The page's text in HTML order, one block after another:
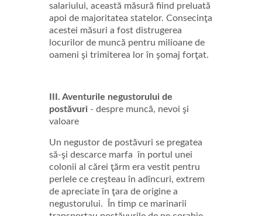
salariului, această măsură fiind preluată
apoi de majoritatea statelor. Consecinţa
acestei măsuri a fost distrugerea
locurilor de muncă pentru milioane de
oameni şi trimiterea lor în şomaj forţat.
III. Aventurile negustorului de
postăvuri - despre muncă, nevoi şi
valoare
Un negustor de postăvuri se pregatea
să-şi descarce marfa în portul unei
colonii al cărei ţărm era vestit pentru
perlele ce creşteau în adîncuri, extrem
de apreciate în ţara de origine a
negustorului. În timp ce marinarii